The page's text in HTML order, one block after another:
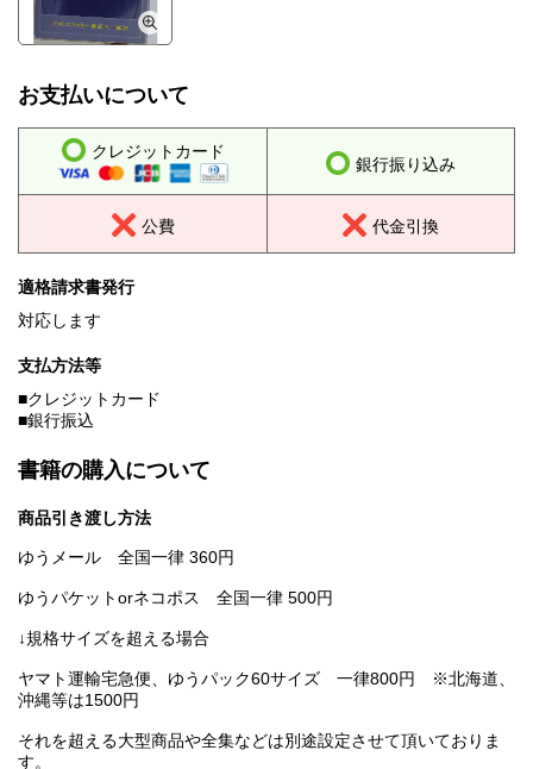
お支払いについて
クレジットカード
銀行振り込み
公費 代金引換
適格請求書発行
対応します
支払方法等
■クレジットカード
■銀行振込
書籍の購入について
商品引き渡し方法
ゆうメール 全国一律 360円
ゆうパケットorネコポス 全国一律 500円
↓規格サイズを超える場合
ヤマト運輸宅急便、ゆうパック60サイズ 一律800円 ※北海道、
沖縄等は1500円
それを超える大型商品や全集などは別途設定させて頂いておりま
す。